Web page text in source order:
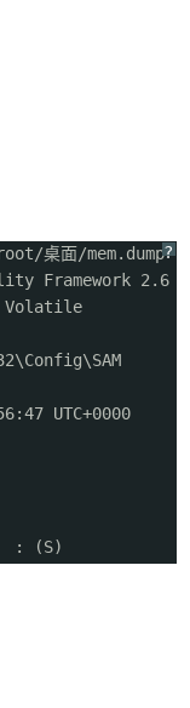
?
桌面/mem.dump
Framework 2.6
Volatile
UTC+0000